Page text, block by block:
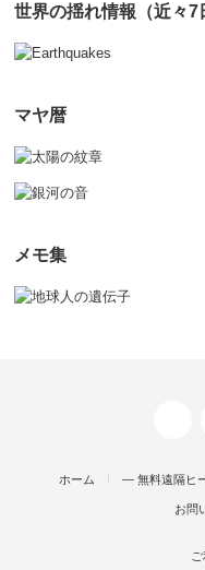
世界の揺れ情報（近々7
マヤ暦
メモ集
ホーム ― 無料遠隔ヒ
お問